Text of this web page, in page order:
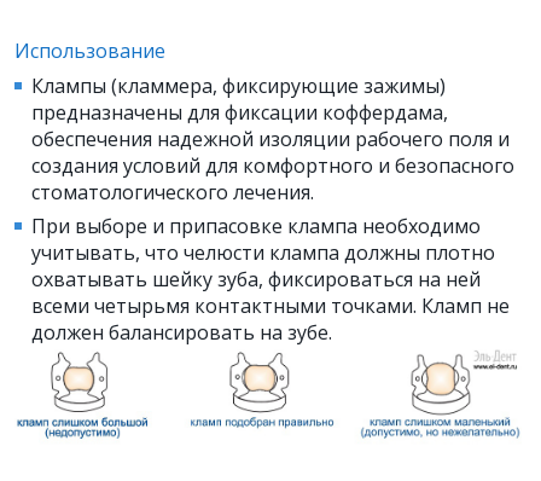
Использование
Клампы (кламмера, фиксирующие зажимы)
предназначены для фиксации коффердама,
обеспечения надежной изоляции рабочего поля и
создания условий для комфортного и безопасного
стоматологического лечения.
При выборе и припасовке клампа необходимо
учитывать, что челюсти клампа должны плотно
охватывать шейку зуба, фиксироваться на ней
всеми четырьмя контактными точками. Кламп не
должен балансировать на зубе.